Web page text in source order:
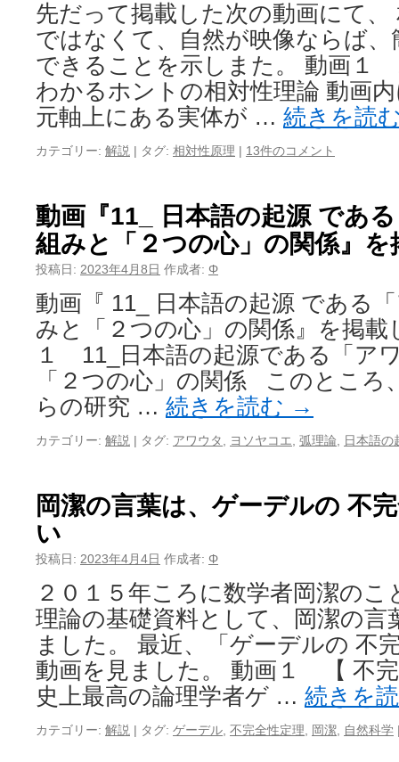
先だって掲載した次の動画にて、
ではなくて、自然が映像ならば
できることを示しまた。 動画１
わかるホントの相対性理論 動画
元軸上にある実体が … 続きを読
カテゴリー: 解説 | タグ: 相対性原理 | 13件のコメント
動画『11_ 日本語の起源 であ
組みと「２つの心」の関係』を
投稿日: 2023年4月8日 作成者: Φ
動画『 11_ 日本語の起源 である
みと「２つの心」の関係』を掲載
１ 11_日本語の起源である「ア
「２つの心」の関係 このところ
らの研究 … 続きを読む →
カテゴリー: 解説 | タグ: アワウタ ヨソヤコエ 弧理論 日本語の
岡潔の言葉は、ゲーデルの 不
い
投稿日: 2023年4月4日 作成者: Φ
２０１５年ころに数学者岡潔の
理論の基礎資料として、岡潔の
ました。 最近、「ゲーデルの 不
動画を見ました。 動画１ 【 不
史上最高の論理学者ゲ … 続きを
カテゴリー: 解説 | タグ: ゲーデル 不完全性定理 岡潔 自然科学